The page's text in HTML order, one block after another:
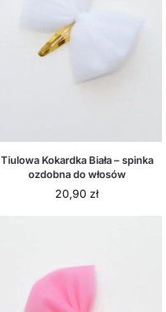
Tiulowa Kokardka Biała – spinka
ozdobna do włosów
20,90 zł